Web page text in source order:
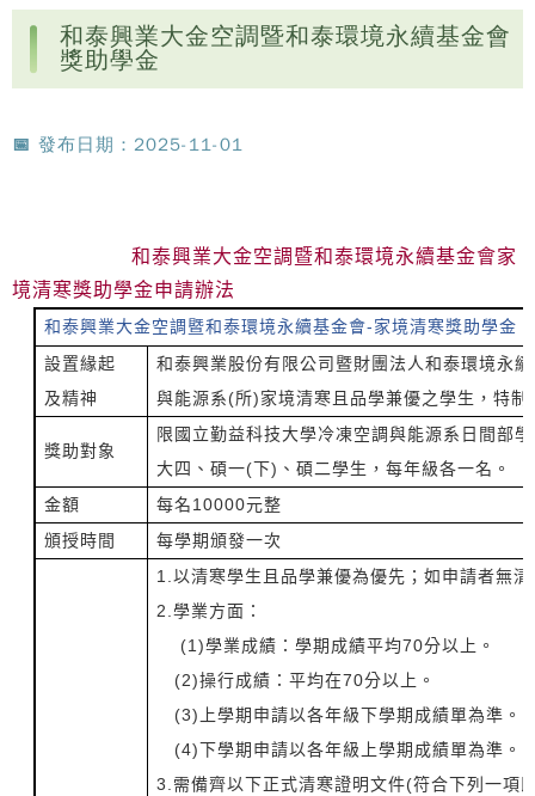
和泰興業大金空調暨和泰環境永續基金會
獎助學金
📅 發布日期：2025-11-01
和泰興業大金空調暨和泰環境永續基金會家
境清寒獎助學金申請辦法
和泰興業大金空調暨和泰環境永續基金會-家境清寒獎助學金
設置緣起
及精神
和泰興業股份有限公司暨財團法人和泰環境永
與能源系(所)家境清寒且品學兼優之學生，特制
獎助對象
限國立勤益科技大學冷凍空調與能源系日間部
大四、碩一(下)、碩二學生，每年級各一名。
金額
每名10000元整
頒授時間
每學期頒發一次
1.以清寒學生且品學兼優為優先；如申請者無
2.學業方面：
(1)學業成績：學期成績平均70分以上。
(2)操行成績：平均在70分以上。
(3)上學期申請以各年級下學期成績單為準。
(4)下學期申請以各年級上學期成績單為準。
3.需備齊以下正式清寒證明文件(符合下列一項